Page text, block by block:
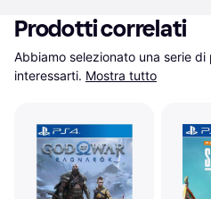
Prodotti correlati
Abbiamo selezionato una serie
interessarti. Mostra tutto